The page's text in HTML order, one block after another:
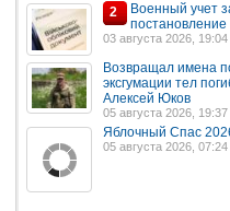
2
Военный учет
03 августа 2026, 19:04
Возвращал имена
эксгумации тел
Алексей Юков
05 августа 2026, 19:37
Яблочный Спас
05 августа 2026, 07:24